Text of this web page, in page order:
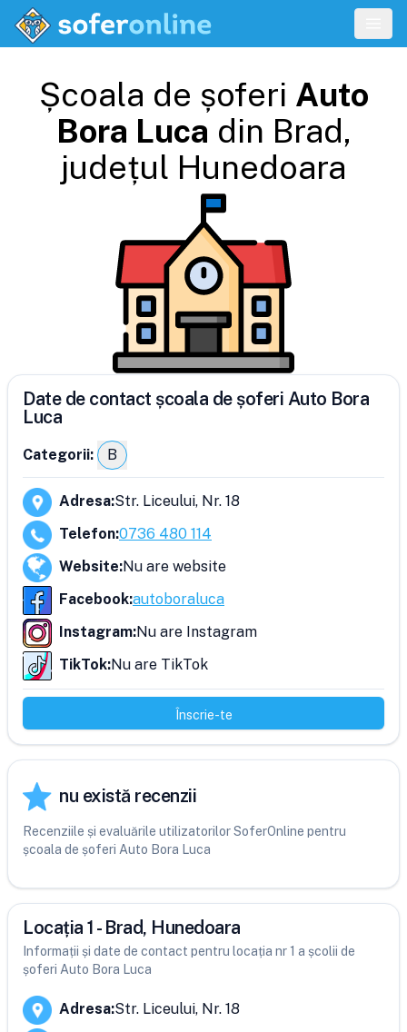
Școala de șoferi Auto
Bora Luca din Brad,
județul Hunedoara
Date de contact școala de șoferi Auto Bora
Luca
Categorii: B
Adresa:Str. Liceului, Nr. 18
Telefon:0736 480 114
Website:Nu are website
Facebook:autoboraluca
Instagram:Nu are Instagram
TikTok:Nu are TikTok
Înscrie-te
nu există recenzii
Recenziile și evaluările utilizatorilor SoferOnline pentru
școala de șoferi Auto Bora Luca
Locația 1 - Brad, Hunedoara
Informații și date de contact pentru locația nr 1 a școlii de
șoferi Auto Bora Luca
Adresa:Str. Liceului, Nr. 18